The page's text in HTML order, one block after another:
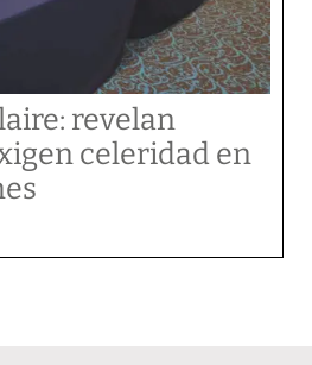
revelan
celeridad en